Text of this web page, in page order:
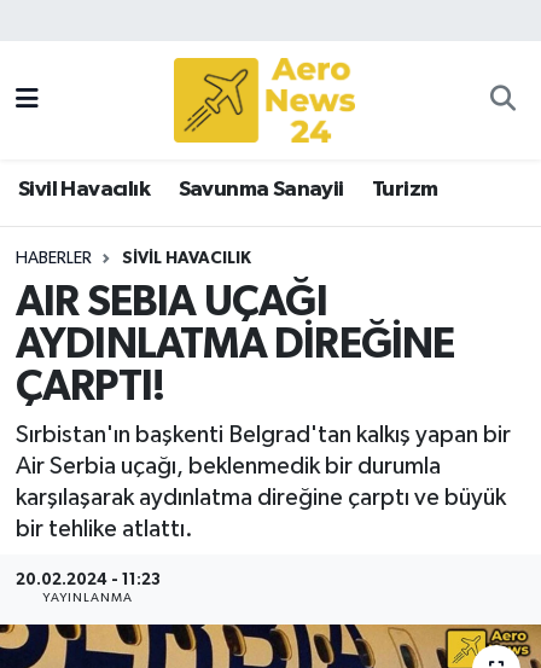
Sivil Havacılık Savunma Sanayii Turizm
HABERLER SIVIL HAVACILIK
AIR SEBIA UÇAĞI
AYDINLATMA DİREĞİNE
ÇARPTI!
Sırbistan'ın başkenti Belgrad'tan kalkış yapan bir
Air Serbia uçağı, beklenmedik bir durumla
karşılaşarak aydınlatma direğine çarptı ve büyük
bir tehlike atlattı.
20.02.2024 - 11:23
YAYINLANMA